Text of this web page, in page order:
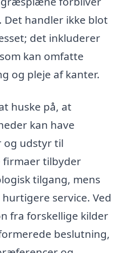
Det handler ikke blot
det inkluderer
kan omfatte
og pleje af kanter.
huske på, at
kan have
og udstyr til
firmaer tilbyder
tilgang, mens
service. Ved
fra forskellige kilder
beslutning,